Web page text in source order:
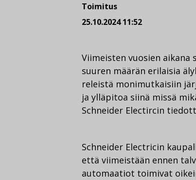
Toimitus
25.10.2024 11:52
Viimeisten vuosien aikana
suuren määrän erilaisia
releistä monimutkaisiin
ja ylläpitoa siinä missä
Schneider Electircin
Schneider Electricin
että viimeistään ennen
automaatiot toimivat